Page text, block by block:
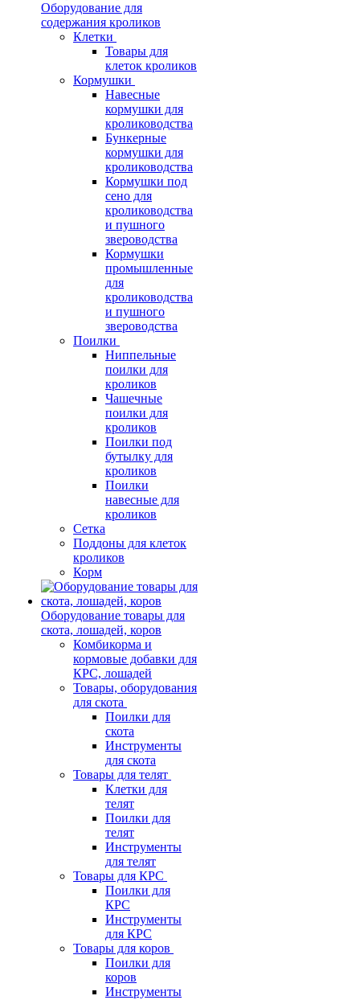
Оборудование для
содержания кроликов
Клетки
Товары для
клеток кроликов
Кормушки
Навесные
кормушки для
кролиководства
Бункерные
кормушки для
кролиководства
Кормушки под
сено для
кролиководства
и пушного
звероводства
Кормушки
промышленные
для
кролиководства
и пушного
звероводства
Поилки
Ниппельные
поилки для
кроликов
Чашечные
поилки для
кроликов
Поилки под
бутылку для
кроликов
Поилки
навесные для
кроликов
Сетка
Поддоны для клеток
кроликов
Корм
Оборудование товары для
скота, лошадей, коров
Комбикорма и
кормовые добавки для
КРС, лошадей
Товары, оборудования
для скота
Поилки для
скота
Инструменты
для скота
Товары для телят
Клетки для
телят
Поилки для
телят
Инструменты
для телят
Товары для КРС
Поилки для
КРС
Инструменты
для КРС
Товары для коров
Поилки для
коров
Инструменты